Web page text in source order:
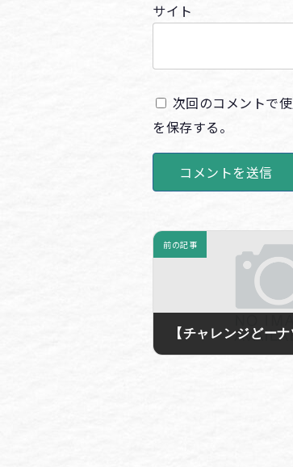
サイト
次回のコメントで
を保存する。
前の記事